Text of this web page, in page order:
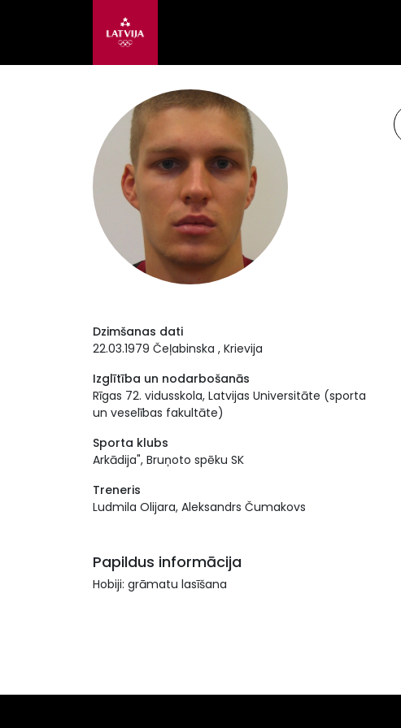
Dzimšanas dati
22.03.1979 Čeļabinska , Krievija
Izglītība un nodarbošanās
Rīgas 72. vidusskola, Latvijas Universitāte (sporta
un veselības fakultāte)
Sporta klubs
Arkādija", Bruņoto spēku SK
Treneris
Ludmila Olijara, Aleksandrs Čumakovs
Papildus informācija
Hobiji: grāmatu lasīšana